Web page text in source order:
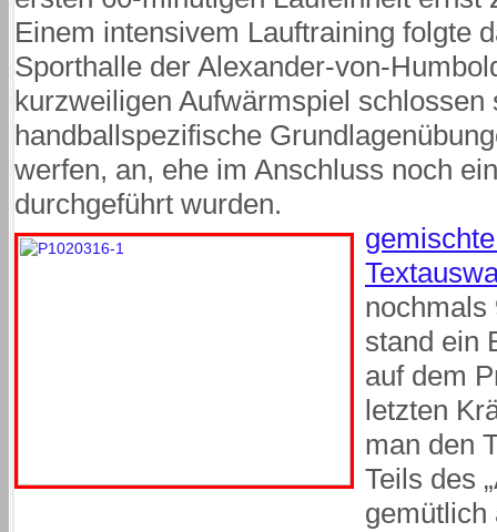
Einem intensivem Lauftraining folgte
Sporthalle der Alexander-von-
kurzweiligen Aufwärmspiel schlossen
handballspezifische
werfen, an, ehe im Anschluss noch
durchgeführt wurden.
nochmals
stand ein
auf dem
letzten
man den
Teils des
gemütlich